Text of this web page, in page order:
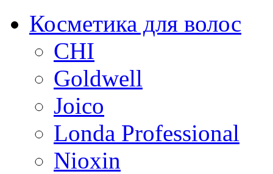
Косметика для волос
CHI
Goldwell
Joico
Londa Professional
Nioxin